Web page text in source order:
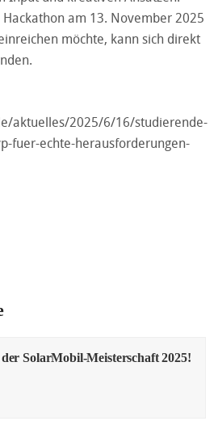
am 13. November 2025
möchte, kann sich direkt
aktuelles/2025/6/16/studierende-
fuer-echte-herausforderungen-
SolarMobil-Meisterschaft 2025!